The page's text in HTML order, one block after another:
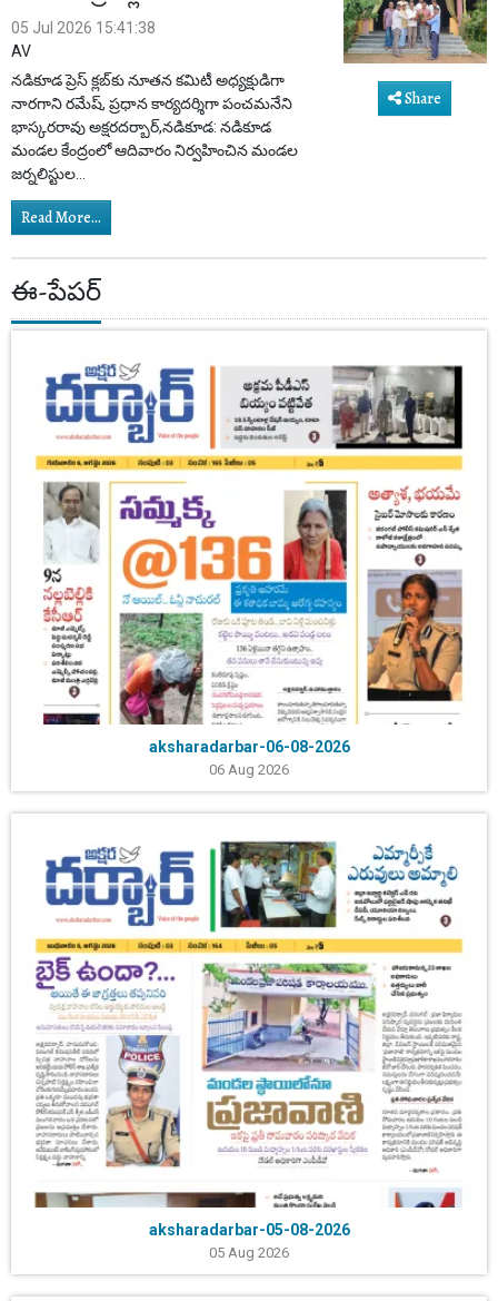
05 Jul 2026 15:41:38
AV
నడికూడ ప్రెస్ క్లబ్‌కు నూతన కమిటీ అధ్యక్షుడిగా
నారగాని రమేష్, ప్రధాన కార్యదర్శిగా పంచమనేని
భాస్కరరావు అక్షరదర్బార్,నడికూడ: నడికూడ
మండల కేంద్రంలో ఆదివారం నిర్వహించిన మండల
జర్నలిస్టుల...
Read More...
Share
ఈ-పేపర్‌
aksharadarbar-06-08-2026
06 Aug 2026
aksharadarbar-05-08-2026
05 Aug 2026